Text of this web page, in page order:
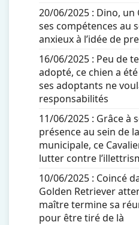
20/06/2025 : Dino, un
ses compétences au
anxieux à l’idée de
16/06/2025 : Peu de
adopté, ce chien a
ses adoptants ne
responsabilités
11/06/2025 : Grâce à
présence au sein de
municipale, ce
lutter contre
10/06/2025 : Coincé
Golden Retriever
maître termine sa
pour être tiré de là